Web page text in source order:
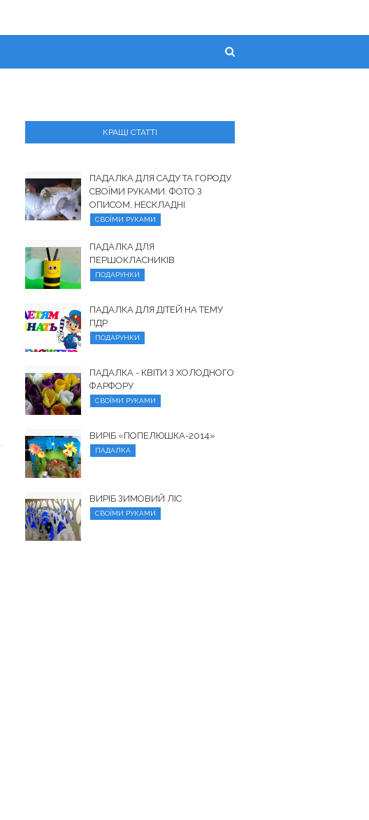
КРАЩІ СТАТТІ
ПАДАЛКА ДЛЯ САДУ ТА ГОРОДУ
СВОЇМИ РУКАМИ. ФОТО З
ОПИСОМ, НЕСКЛАДНІ
СВОЇМИ РУКАМИ
ПАДАЛКА ДЛЯ
ПЕРШОКЛАСНИКІВ
ПОДАРУНКИ
ПАДАЛКА ДЛЯ ДІТЕЙ НА ТЕМУ
ПДР
ПОДАРУНКИ
ПАДАЛКА - КВІТИ З ХОЛОДНОГО
ФАРФОРУ
СВОЇМИ РУКАМИ
ВИРІБ «ПОПЕЛЮШКА-2014»
ПАДАЛКА
ВИРІБ ЗИМОВИЙ ЛІС
СВОЇМИ РУКАМИ